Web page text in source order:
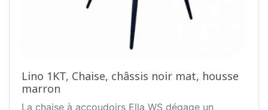
Lino 1KT, Chaise, châssis noir mat, housse
marron
La chaise à accoudoirs Ella WS dégage un